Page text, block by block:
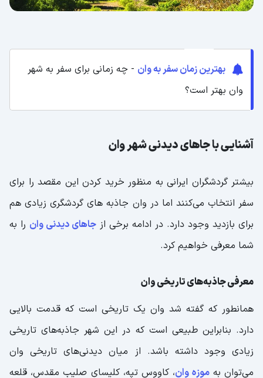
بهترین زمان سفر به وان - چه زمانی برای سفر به شهر
وان بهتر است؟
آشنایی با جاهای دیدنی شهر وان
بیشتر گردشگران ایرانی به منظور خرید کردن این مقصد را برای
سفر انتخاب می‌کنند اما در وان جاذبه های گردشگری زیادی هم
برای بازدید وجود دارد. در ادامه برخی از جاهای دیدنی وان را به
شما معرفی خواهیم کرد.
معرفی جاذبه‌های تاریخی وان
همانطور که گفته شد وان یک تاریخی است که قدمت بالایی
دارد. بنابراین طبیعی است که در این شهر جاذبه‌های تاریخی
زیادی وجود داشته باشد. از میان دیدنی‌های تاریخی وان
می‌توان بهموزه وان، کاووس تپه، کلیسای صلیب مقدس، قلعه